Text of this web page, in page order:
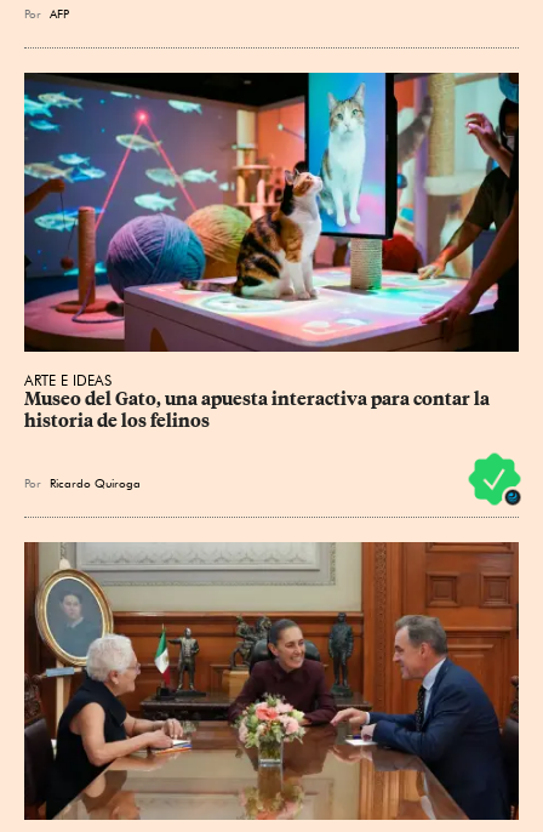
Por AFP
ARTE E IDEAS
Museo del Gato, una apuesta interactiva para contar la
historia de los felinos
Por Ricardo Quiroga